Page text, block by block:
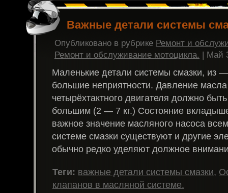
Важные детали системы
Опубликовано в рубрике Ремонт и
Ремонт и обслуживание мотоцикла. | Май
Маленькие детали системы смазки, из
большие неприятности. Давление
четырёхтактного двигателя должно
большим (2 — 7 кг.) Состояние
важное значение масляного насоса
системе смазки существуют и другие
обычно редко уделяют должное
Теги: важные детали системы смазки,
клапанов в масляной системе.